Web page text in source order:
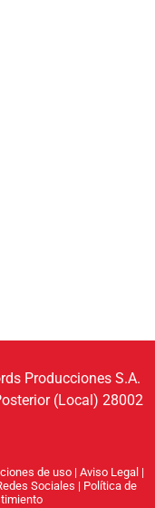
Producciones S.A.
(Local) 28002
de uso| Aviso Legal |
Sociales | Política de